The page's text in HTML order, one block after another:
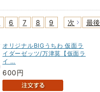
6 7 8 9 次 最後
オリジナルBIGうちわ 仮面ラ
イダーゼッツ/万津莫【仮面ラ
イ …
600円